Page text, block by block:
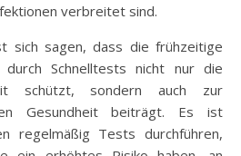
verbreitet sind.
sich sagen, dass die frühzeitige
durch Schnelltests nicht nur die
schützt, sondern auch zur
Gesundheit beiträgt. Es ist
regelmäßig Tests durchführen,